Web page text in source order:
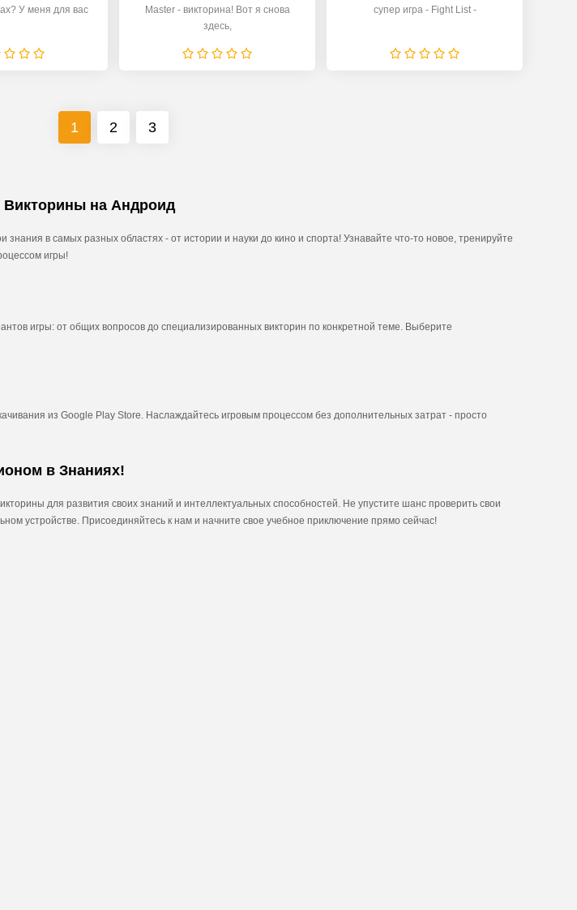
Викторины на Андроид
в самых разных областях - от истории и науки до кино и спорта! Узнавайте что-то новое, тренируйте
игры!
игры: от общих вопросов до специализированных викторин по конкретной теме. Выберите
из Google Play Store. Наслаждайтесь игровым процессом без дополнительных затрат - просто
в Знаниях!
для развития своих знаний и интеллектуальных способностей. Не упустите шанс проверить свои
устройстве. Присоединяйтесь к нам и начните свое учебное приключение прямо сейчас!
У меня для вас
Master - викторина! Вот я снова
здесь,
супер игра - Fight List -
1 2 3